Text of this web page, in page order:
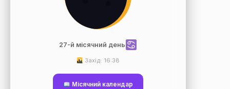
27-й місячний день
Захід: 16:38
Місячний календар